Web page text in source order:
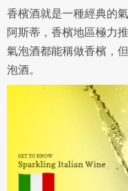
香檳酒就是一種經典的
阿斯蒂，香檳地區極力
氣泡酒都能稱做香檳，
泡酒。